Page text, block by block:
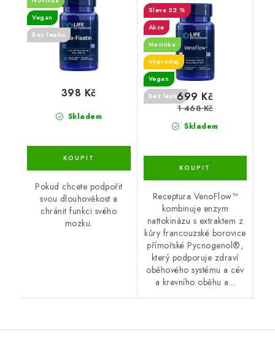
Vegan
Bez lepku
Skladem
398 Kč
Pokud chcete podpořit
svou dlouhověkost a
chránit funkci svého
mozku.
DMS 1/26
52 %
Akce
Novinka
Výprodej
Vegan
Bez lepku
Skladem
699 Kč
1 468 Kč
Receptura VenoFlow™
kombinuje enzym
nattokinázu s extraktem z
kůry francouzské borovice
přímořské Pycnogenol®,
který podporuje zdraví
oběhového systému a cév
a krevního oběhu a...